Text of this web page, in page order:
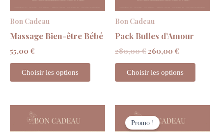
Bon Cadeau
Massage Bien-être Bébé
55,00 €
Choisir les options
Bon Cadeau
Pack Bulles d’Amour
280,00€260,00 €
Choisir les options
Promo !prix
initial
prix